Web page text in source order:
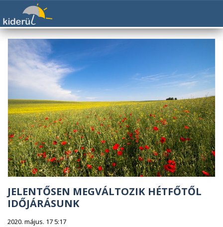
JELENTŐSEN MEGVÁLTOZIK HÉTFŐTŐL
IDŐJÁRÁSUNK
2020. május. 17 5:17